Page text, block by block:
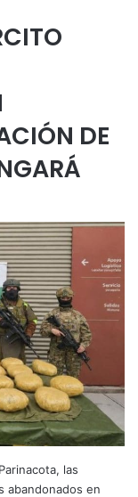
DE
las
abandonados en